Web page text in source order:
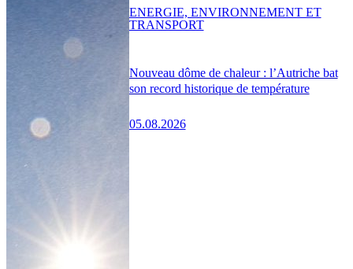
Nouveau dôme de chaleur : l’Autriche bat
son record historique de température
05.08.2026
ENERGIE, ENVIRONNEMENT ET
TRANSPORT